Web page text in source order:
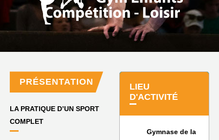
PRÉSENTATION
LA PRATIQUE D’UN SPORT
COMPLET
LIEU
D'ACTIVITÉ
Gymnase de la